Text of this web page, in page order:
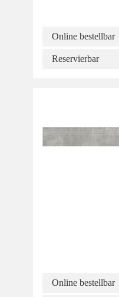
Online bestellbar
Reservierbar
Online bestellbar